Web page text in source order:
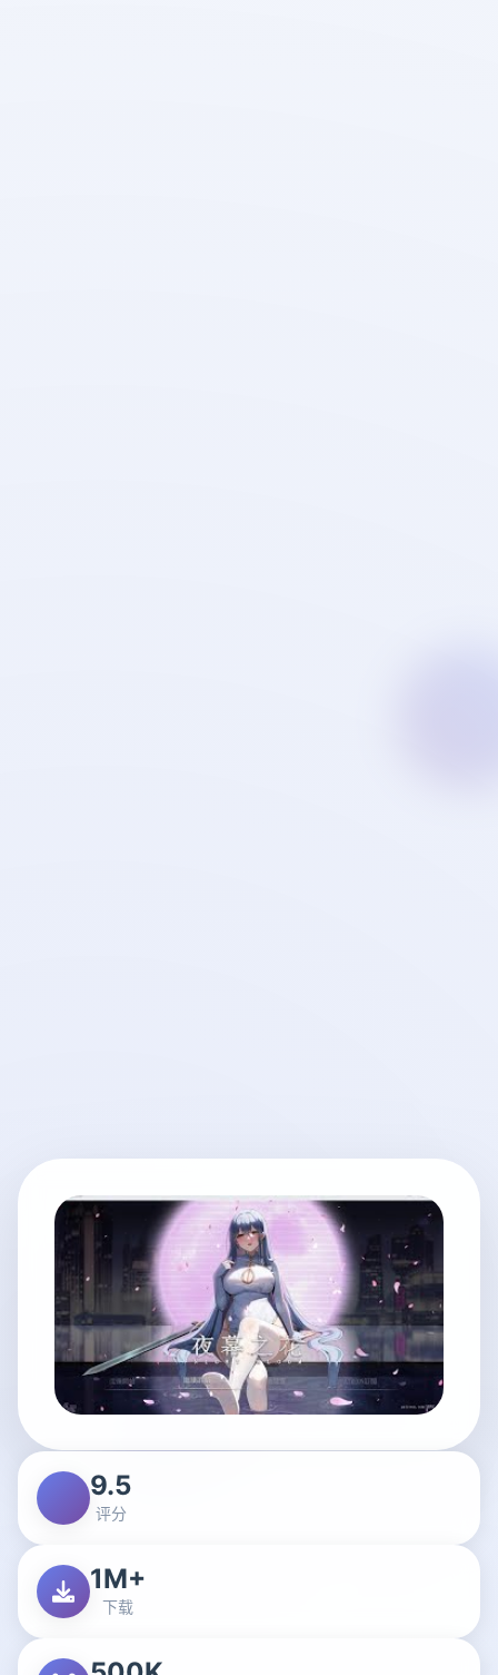
9.5
评分
1M+
下载